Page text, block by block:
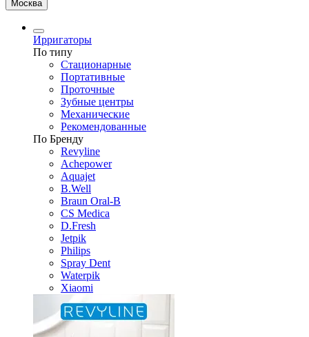
Москва
Ирригаторы
По типу
Стационарные
Портативные
Проточные
Зубные центры
Механические
Рекомендованные
По Бренду
Revyline
Achepower
Aquajet
B.Well
Braun Oral-B
CS Medica
D.Fresh
Jetpik
Philips
Spray Dent
Waterpik
Xiaomi